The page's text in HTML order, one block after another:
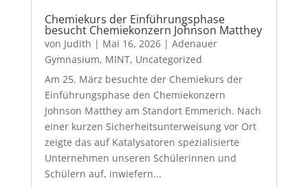
Chemiekurs der Einführungsphase
besucht Chemiekonzern Johnson Matthey
von Judith | Mai 16, 2026| Adenauer
Gymnasium, MINT, Uncategorized
Am 25. März besuchte der Chemiekurs der
Einführungsphase den Chemiekonzern
Johnson Matthey am Standort Emmerich. Nach
einer kurzen Sicherheitsunterweisung vor Ort
zeigte das auf Katalysatoren spezialisierte
Unternehmen unseren Schülerinnen und
Schülern auf, inwiefern...